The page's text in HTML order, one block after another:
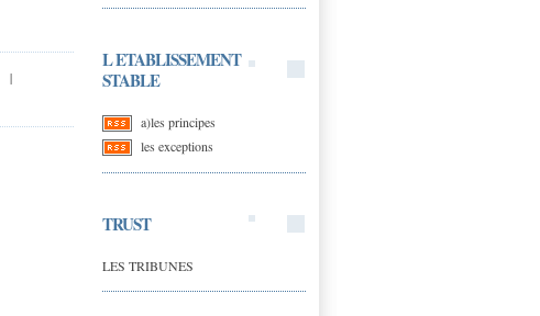
L ETABLISSEMENT
STABLE
a)les principes
les exceptions
TRUST
LES TRIBUNES
|